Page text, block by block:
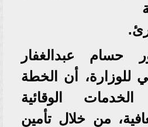
حسام عبدالغفار
للوزارة، أن الخطة
الوقائية
من خلال تأمين